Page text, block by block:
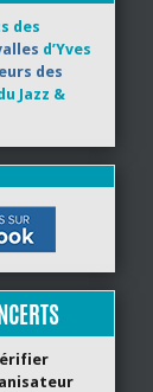
des
d’Yves
des
Jazz &